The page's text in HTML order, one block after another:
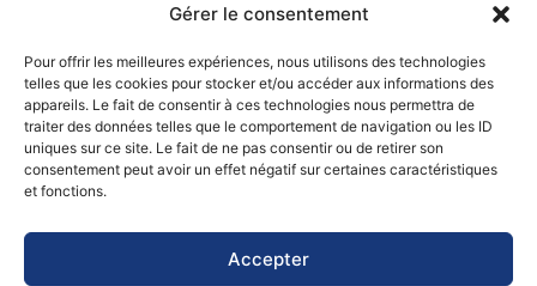
Gérer le consentement
Pour offrir les meilleures expériences, nous utilisons des technologies
telles que les cookies pour stocker et/ou accéder aux informations des
appareils. Le fait de consentir à ces technologies nous permettra de
traiter des données telles que le comportement de navigation ou les ID
uniques sur ce site. Le fait de ne pas consentir ou de retirer son
consentement peut avoir un effet négatif sur certaines caractéristiques
et fonctions.
Accepter
Océan & Climat, et Directeur interrégional de la mer Sud-
Atlantique
Jacques GERAULT, Conseiller institutionnel pour la
politique maritime – CMA CGM
Commandant Michel PÉRY, Président –NEOLINE
Antidia CITORES, Spécialiste Transport Maritime – Surf
David BOLDUC, Directeur général – Alliance Verte
Suivez l’évènement en streaming sur :